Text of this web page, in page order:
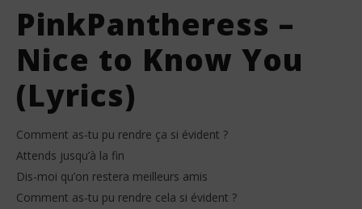
PinkPantheress –
Nice to Know You
(Lyrics)
Comment as-tu pu rendre ça si évident ?
Attends jusqu’à la fin
Dis-moi qu’on restera meilleurs amis
Comment as-tu pu rendre cela si évident ?